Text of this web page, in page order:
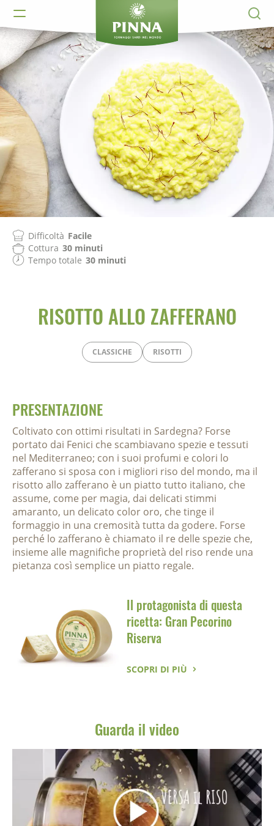
Difficoltà Facile
Cottura 30 minuti
Tempo totale 30 minuti
RISOTTO ALLO ZAFFERANO
CLASSICHE RISOTTI
PRESENTAZIONE
Coltivato con ottimi risultati in Sardegna? Forse
portato dai Fenici che scambiavano spezie e tessuti
nel Mediterraneo; con i suoi profumi e colori lo
zafferano si sposa con i migliori riso del mondo, ma il
risotto allo zafferano è un piatto tutto italiano, che
assume, come per magia, dai delicati stimmi
amaranto, un delicato color oro, che tinge il
formaggio in una cremosità tutta da godere. Forse
perché lo zafferano è chiamato il re delle spezie che,
insieme alle magnifiche proprietà del riso rende una
pietanza così semplice un piatto regale.
Il protagonista di questa
ricetta: Gran Pecorino
Riserva
SCOPRI DI PIÙ
Guarda il video